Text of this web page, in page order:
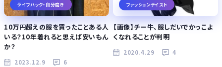
ライフハック・自分磨き
10万円超えの服を買ったことある人
いる？10年着れると思えば安いもん
か？
2023.12.9 6
ファッションテイスト
【画像】チー牛、服しだいでかっこよ
くなれることが判明
2020.4.29 4